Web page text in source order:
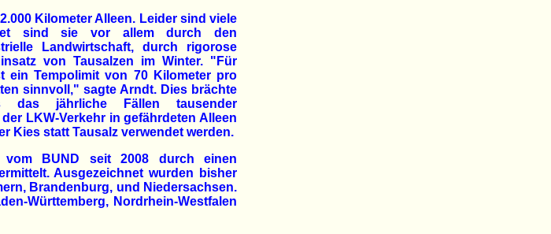
Kilometer Alleen. Leider sind viele
sind sie vor allem durch den
Landwirtschaft, durch rigorose
von Tausalzen im Winter. "Für
ein Tempolimit von 70 Kilometer pro
sinnvoll," sagte Arndt. Dies brächte
das jährliche Fällen tausender
LKW-Verkehr in gefährdeten Alleen
Kies statt Tausalz verwendet werden.
BUND seit 2008 durch einen
Ausgezeichnet wurden bisher
Brandenburg, und Niedersachsen.
Württemberg, Nordrhein-Westfalen